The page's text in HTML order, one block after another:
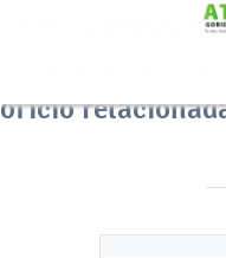
Transparencia
Accede a toda
oficio